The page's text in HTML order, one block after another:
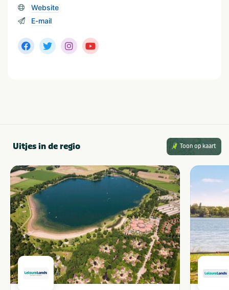
Website
E-mail
Uitjes in de regio Toon op kaart